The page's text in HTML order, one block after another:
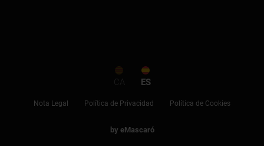
CA ES
Nota Legal Política de Privacidad Política de Cookies
by eMascaró